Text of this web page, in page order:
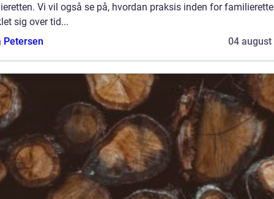
Vi vil også se på, hvordan praksis inden for
sig over tid...
Petersen
04 august